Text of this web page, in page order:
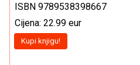
ISBN 9789538398667
Cijena: 22.99 eur
Kupi knjigu!